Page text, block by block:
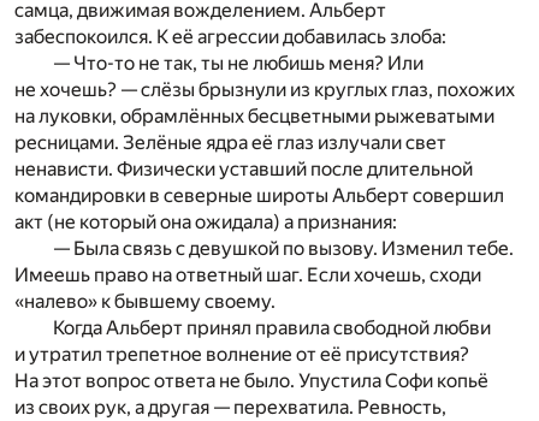
самца, движимая вожделением. Альберт
забеспокоился. К её агрессии добавилась злоба:
— Что-то не так, ты не любишь меня? Или
не хочешь? — слёзы брызнули из круглых глаз, похожих
на луковки, обрамлённых бесцветными рыжеватыми
ресницами. Зелёные ядра её глаз излучали свет
ненависти. Физически уставший после длительной
командировки в северные широты Альберт совершил
акт (не который она ожидала) а признания:
— Была связь с девушкой по вызову. Изменил тебе.
Имеешь право на ответный шаг. Если хочешь, сходи
«налево» к бывшему своему.
Когда Альберт принял правила свободной любви
и утратил трепетное волнение от её присутствия?
На этот вопрос ответа не было. Упустила Софи копьё
из своих рук, а другая — перехватила. Ревность,